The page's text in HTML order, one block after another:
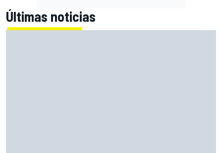
Últimas noticias